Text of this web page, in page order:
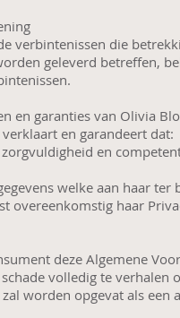
verbintenissen die
geleverd betreffen,
en garanties van Olivia
en garandeert dat:
en
welke aan haar
overeenkomstig haar
deze Algemene
volledig te verhalen
worden opgevat als een